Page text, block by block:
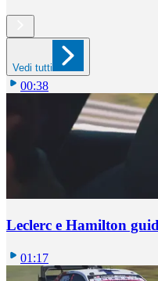
Vedi tutti
00:38
Leclerc e Hamilton
01:17